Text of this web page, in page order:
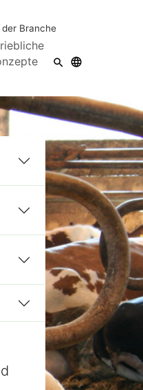
Branche
"Gesamtbetriebliche